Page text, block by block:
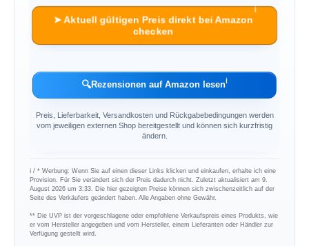
➤ Aktuell gültigen Preis direkt bei Amazon
checken
ℹ︎
🔍Rezensionen auf Amazon lesenℹ︎
Preis, Lieferbarkeit, Versandkosten und Rückgabebedingungen werden
vom jeweiligen externen Shop bereitgestellt und können sich kurzfristig
ändern.
ℹ︎ / * Werbung: Wenn Sie auf einen dieser Links klicken und einkaufen, erhalte ich eine
Provision. Für Sie verändert sich der Preis dadurch nicht. Zuletzt aktualisiert am 9.
August 2026 um 3:33. Die hier gezeigten Preise können sich zwischenzeitlich auf der
Seite des Verkäufers geändert haben. Alle Angaben ohne Gewähr.
** Die UVP ist der vorgeschlagene oder empfohlene Verkaufspreis eines Produkts, wie
er vom Hersteller angegeben und vom Hersteller, einem Lieferanten oder Händler zur
Verfügung gestellt wird.